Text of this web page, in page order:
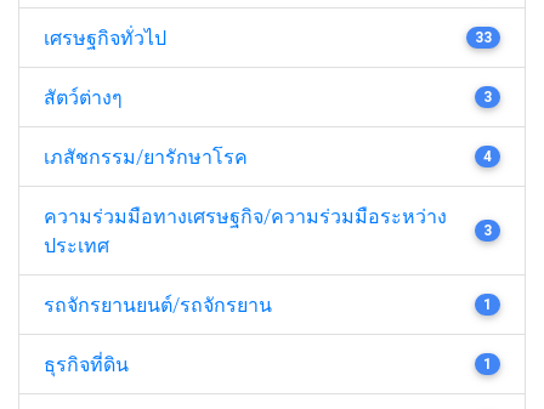
เศรษฐกิจทั่วไป 33
สัตว์ต่างๆ 3
เภสัชกรรม/ยารักษาโรค 4
ความร่วมมือทางเศรษฐกิจ/ความร่วมมือระหว่าง
ประเทศ
3
รถจักรยานยนต์/รถจักรยาน 1
ธุรกิจที่ดิน 1